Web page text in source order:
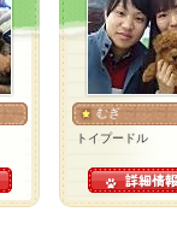
むぎ
トイプードル